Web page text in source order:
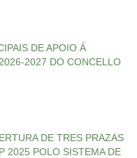
DE APOIO Á
2027 DO CONCELLO
DE TRES PRAZAS
2025 POLO SISTEMA DE